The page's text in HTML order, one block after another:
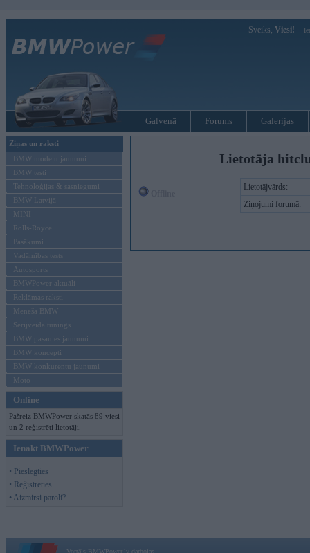
Sveiks, Viesi!
Galvenā Forums Galerijas
Ziņas un raksti
BMW modeļu jaunumi
BMW testi
Tehnoloģijas & sasniegumi
BMW Latvijā
MINI
Rolls-Royce
Pasākumi
Vadāmības tests
Autosports
BMWPower aktuāli
Reklāmas raksti
Mēneša BMW
Sērijveida tūnings
BMW pasaules jaunumi
BMW koncepti
BMW konkurentu jaunumi
Moto
Online
Pašreiz BMWPower skatās 89 viesi
un 2 reģistrēti lietotāji.
Ienākt BMWPower
• Pieslēgties
• Reģistrēties
• Aizmirsi paroli?
Lietotāja
Lietotājvārds:
Ziņojumi forumā:
Vortāls BMWPower.lv darbojas